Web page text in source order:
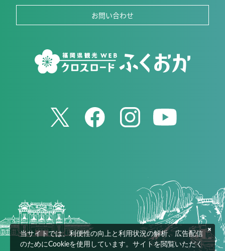
お問い合わせ
当サイトでは、利便性の向上と利用状況の解析、広告配信
のためにCookieを使用しています。サイトを閲覧いただく